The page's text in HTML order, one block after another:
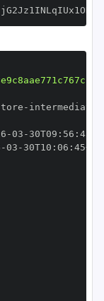
-
-03 - 30T09 : 56 :
-03 - 30T10 : 06 : 45+00